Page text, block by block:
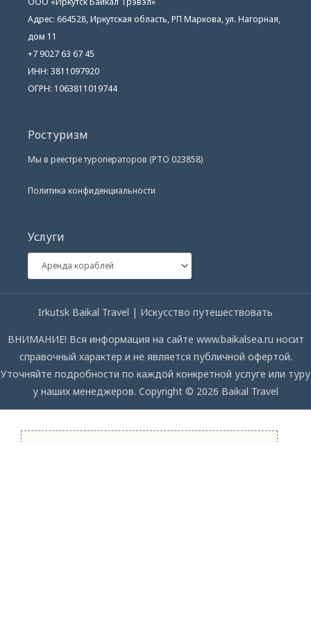
Адрес: 664528, Иркутская область, РП Маркова, ул. Нагорная,
дом 11
+7 9027 63 67 45
ИНН: 3811097920
ОГРН: 1063811019744
Ростуризм
Мы в реестре туроператоров (РТО 023858)
Политика конфиденциальности
Услуги
Irkutsk Baikal Travel | Искусство путешествовать
ВНИМАНИЕ! Вся информация на сайте www.baikalsea.ru носит
справочный характер и не является публичной офертой.
Уточняйте подробности по каждой конкретной услуге или туру
у наших менеджеров. Copyright © 2026 Baikal Travel